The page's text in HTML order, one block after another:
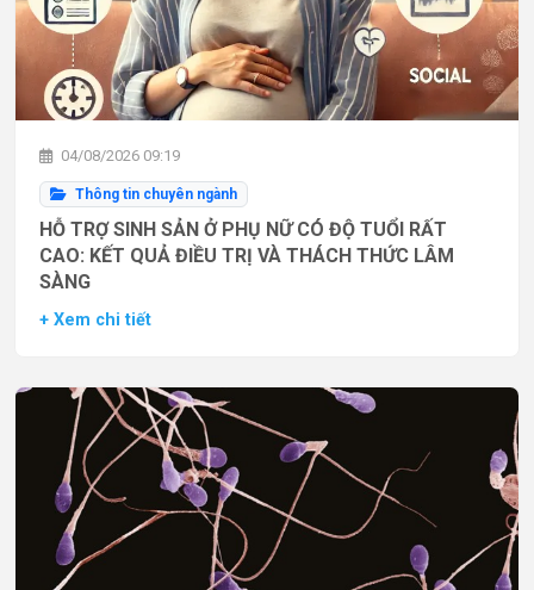
04/08/2026 09:19
Thông tin chuyên ngành
HỖ TRỢ SINH SẢN Ở PHỤ NỮ CÓ ĐỘ TUỔI RẤT
CAO: KẾT QUẢ ĐIỀU TRỊ VÀ THÁCH THỨC LÂM
SÀNG
+ Xem chi tiết